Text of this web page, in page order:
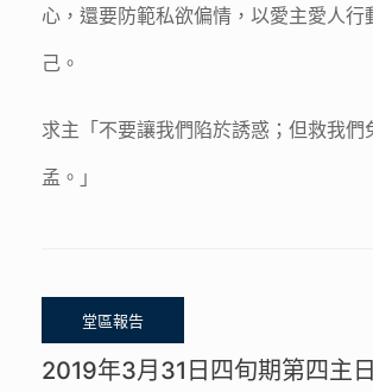
心，還要防範私欲偏情，以愛主愛人行
己。
求主「不要讓我們陷於誘惑；但救我們
孟。」
2019年3月31日四旬期第四主